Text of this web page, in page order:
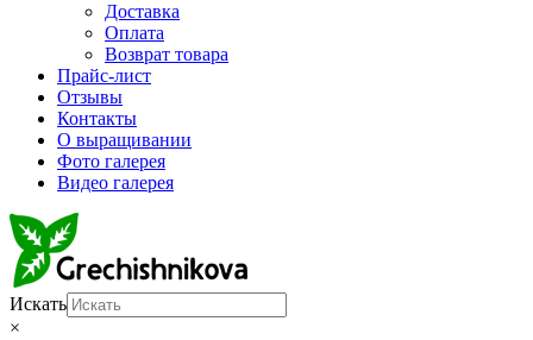
Доставка
Оплата
Возврат товара
Прайс-лист
Отзывы
Контакты
О выращивании
Фото галерея
Видео галерея
Искать
×